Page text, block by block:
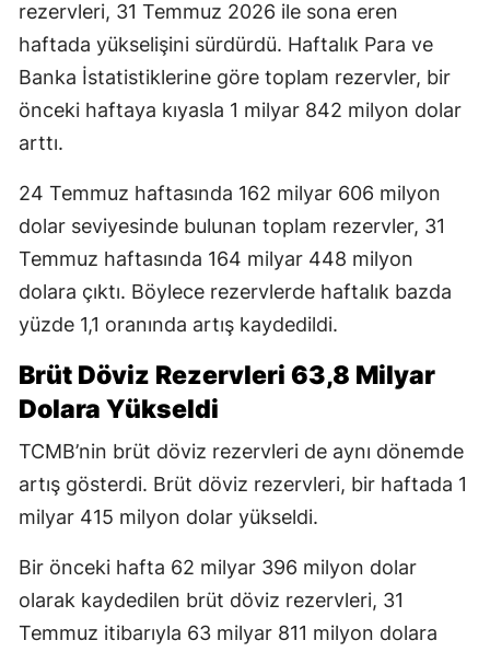
rezervleri, 31 Temmuz 2026 ile sona eren
haftada yükselişini sürdürdü. Haftalık Para ve
Banka İstatistiklerine göre toplam rezervler, bir
önceki haftaya kıyasla 1 milyar 842 milyon dolar
arttı.
24 Temmuz haftasında 162 milyar 606 milyon
dolar seviyesinde bulunan toplam rezervler, 31
Temmuz haftasında 164 milyar 448 milyon
dolara çıktı. Böylece rezervlerde haftalık bazda
yüzde 1,1 oranında artış kaydedildi.
Brüt Döviz Rezervleri 63,8 Milyar
Dolara Yükseldi
TCMB’nin brüt döviz rezervleri de aynı dönemde
artış gösterdi. Brüt döviz rezervleri, bir haftada 1
milyar 415 milyon dolar yükseldi.
Bir önceki hafta 62 milyar 396 milyon dolar
olarak kaydedilen brüt döviz rezervleri, 31
Temmuz itibarıyla 63 milyar 811 milyon dolara